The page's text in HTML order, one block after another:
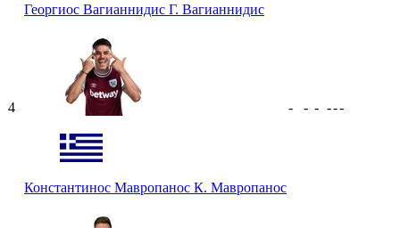
Георгиос Вагианнидис Г. Вагианнидис
4
Константинос Мавропанос К. Мавропанос
- - - ---